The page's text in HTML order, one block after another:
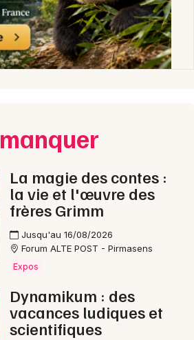
La magie des contes :
la vie et l'œuvre des
frères Grimm
Jusqu'au 16/08/2026
Forum ALTE POST - Pirmasens
Expos
Dynamikum : des
vacances ludiques et
scientifiques